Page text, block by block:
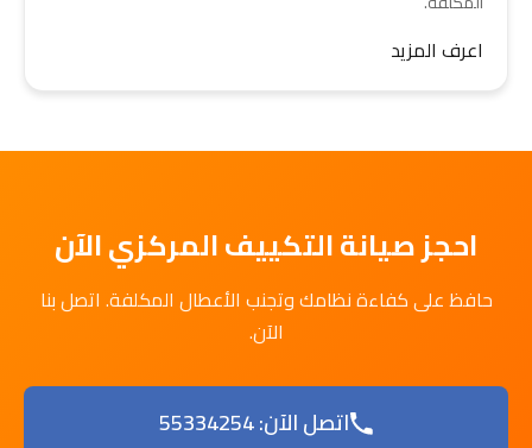
اعرف المزيد
احجز صيانة التكييف المركزي الآن
حافظ على كفاءة نظامك وتجنب الأعطال المكلفة. اتصل بنا
الآن.
اتصل الآن: 55334254